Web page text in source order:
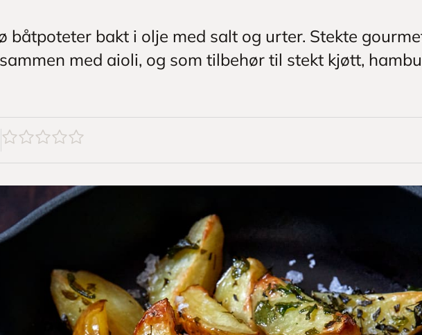
båtpoteter bakt i olje med salt og urter. Stekte
med aioli, og som tilbehør til stekt kjøtt,
0av5stjerner